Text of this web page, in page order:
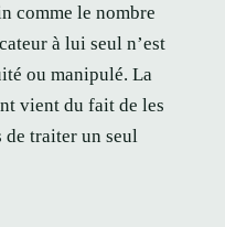
comme le nombre
à lui seul n’est
ou manipulé. La
vient du fait de les
traiter un seul